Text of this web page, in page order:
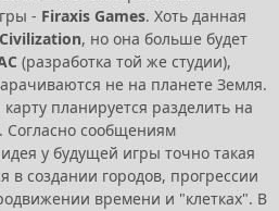
- Firaxis Games. Хоть данная
Civilization, но она больше будет
(разработка той же студии),
не на планете Земля.
карту планируется разделить на
Согласно сообщениям
у будущей игры точно такая
в создании городов, прогрессии
времени и "клетках". В